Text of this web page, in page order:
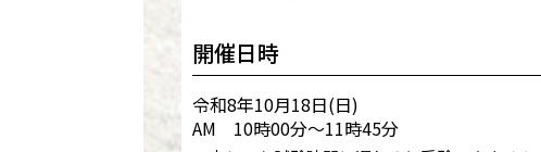
開催日時
令和8年10月18日(日)
AM 10時00分～11時45分